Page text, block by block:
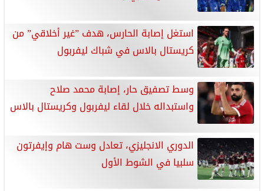
استغل إصابة الحارس، هدف ”غير أخلاقي” من
كريستال بالاس في شباك ليفربول
وسط تصفيق حار، إصابة محمد صلاح
واستبداله خلال لقاء ليفربول وكريستال بالاس
الدوري الانجليزي، تعادل وست هام وإيفرتون
سلبيا في الشوط الأول